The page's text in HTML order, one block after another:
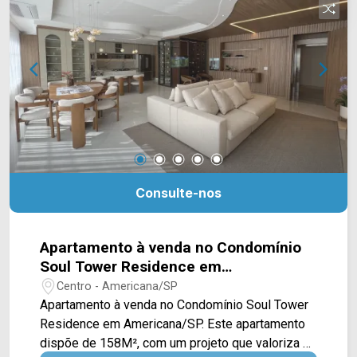
garagem. Localizado no bairro Cariobinha, este
condomínio está próximo à Av. Lírio Correa, Av.
Europa, Av. do Compositor, Av. da Saudade e Av.
Antônio Pinto Duarte. Esta região conta com
escola Silvino José de Oliveira, supermercado
Delta, restaurantes e praças. Entre em contato
com a equipe da Arbix Imóveis e agende a sua
visita!! WhatsApp e Telefone: 19 3475-4546
ARBIX IMÓVEIS - Presente em cada mudança!
Consulte-nos
Apartamento à venda no Condomínio
Soul Tower Residence em
Americana/SP
Centro - Americana/SP
Apartamento à venda no Condomínio Soul Tower
Residence em Americana/SP. Este apartamento
dispõe de 158M², com um projeto que valoriza a